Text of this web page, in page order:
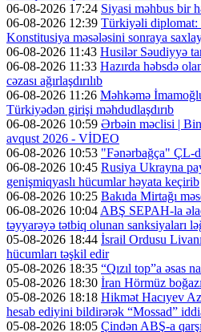
06-08-2026 17:24 Siyasi məhbus bir
06-08-2026 12:39 Türkiyəli diplomat:
Konstitusiya məsələsini sonraya
06-08-2026 11:43 Husilər Səudiyyə
06-08-2026 11:33 Hazırda həbsdə
cəzası ağırlaşdırılıb
06-08-2026 11:26 Məhkəmə
Türkiyədən girişi məhdudlaşdırıb
06-08-2026 10:59 Ərbəin məclisi |
avqust 2026 - VİDEO
06-08-2026 10:53 "Fənərbağça" ÇL-
06-08-2026 10:45 Rusiya Ukrayna
genişmiqyaslı hücumlar həyata keçirib
06-08-2026 10:25 Bakıda Mirtağı
06-08-2026 10:04 ABŞ SEPAH-la
təyyarəyə tətbiq olunan sanksiyaları
05-08-2026 18:44 İsrail Ordusu
hücumları təşkil edir
05-08-2026 18:35 “Qızıl top”a əsas
05-08-2026 18:30 İran Hörmüz
05-08-2026 18:18 Hikmət Hacıyev
hesab ediyini bildirərək “Mossad”
05-08-2026 18:05 Çindən ABŞ-a